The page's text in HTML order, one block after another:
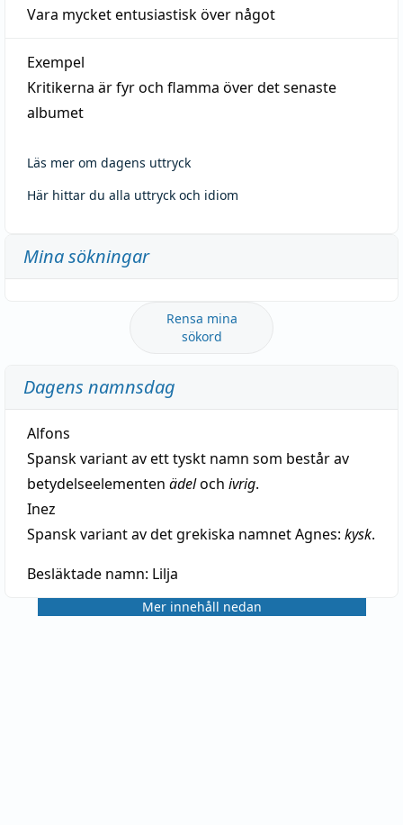
Vara mycket entusiastisk över något
Exempel
Kritikerna är fyr och flamma över det senaste
albumet
Läs mer om dagens uttryck
Här hittar du alla uttryck och idiom
Mina sökningar
Rensa mina
sökord
Dagens namnsdag
Alfons
Spansk variant av ett tyskt namn som består av
betydelseelementen ädeloch ivrig.
Inez
Spansk variant av det grekiska namnet Agnes: kysk.
Besläktade namn: Lilja
Mer innehåll nedan